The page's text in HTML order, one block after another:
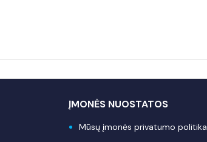
ĮMONĖS NUOSTATOS
Mūsų įmonės privatumo politika